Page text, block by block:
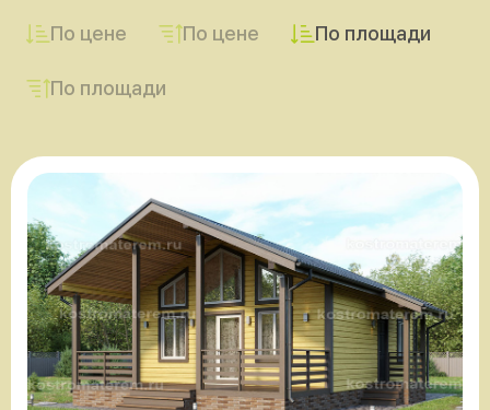
По цене По цене По площади
По площади